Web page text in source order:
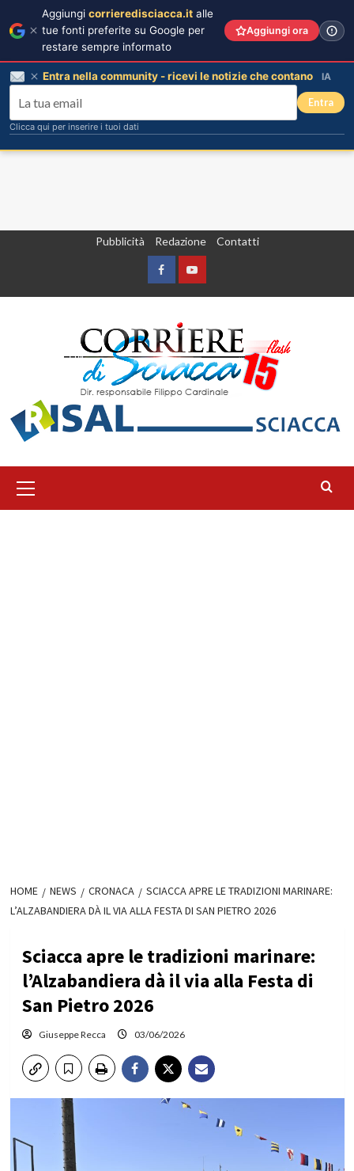
Pubblicità Redazione Contatti
FacebookYountube
principale
HOME NEWS CRONACA
SCIACCA APRE LE TRADIZIONI MARINARE:
L’ALZABANDIERA DÀ IL VIA ALLA FESTA DI SAN PIETRO 2026
Sciacca apre le tradizioni marinare:
l’Alzabandiera dà il via alla Festa di
San Pietro 2026
Giuseppe Recca 03/06/2026
Aggiungi corrieredisciacca.it alle
tue fonti preferite su Google per
restare sempre informato
Aggiungi ora
Entra nella community - ricevi le notizie che contano IA
Entra
Clicca qui per inserire i tuoi dati